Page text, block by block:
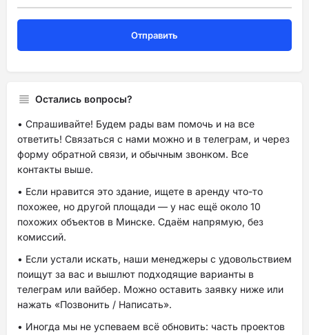
Остались вопросы?
• Спрашивайте! Будем рады вам помочь и на все
ответить! Связаться с нами можно и в телеграм, и через
форму обратной связи, и обычным звонком. Все
контакты выше.
• Если нравится это здание, ищете в аренду что-то
похожее, но другой площади — у нас ещё около 10
похожих объектов в Минске. Сдаём напрямую, без
комиссий.
• Если устали искать, наши менеджеры с удовольствием
поищут за вас и вышлют подходящие варианты в
телеграм или вайбер. Можно оставить заявку ниже или
нажать «Позвонить / Написать».
• Иногда мы не успеваем всё обновить: часть проектов